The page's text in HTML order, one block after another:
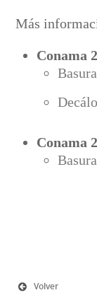
Más
Conama
Conama
Volver